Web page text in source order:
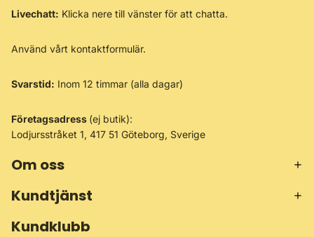
Livechatt: Klicka nere till vänster för att chatta.
Använd vårt kontaktformulär.
Svarstid: Inom 12 timmar (alla dagar)
Företagsadress (ej butik):
Lodjursstråket 1, 417 51 Göteborg, Sverige
Om oss
Kundtjänst
Kundklubb